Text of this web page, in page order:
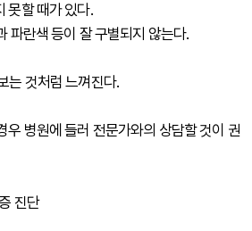
못할 때가 있다.
파란색 등이 잘 구별되지 않는다.
는 것처럼 느껴진다.
우 병원에 들러 전문가와의 상담할 것이 권
진단